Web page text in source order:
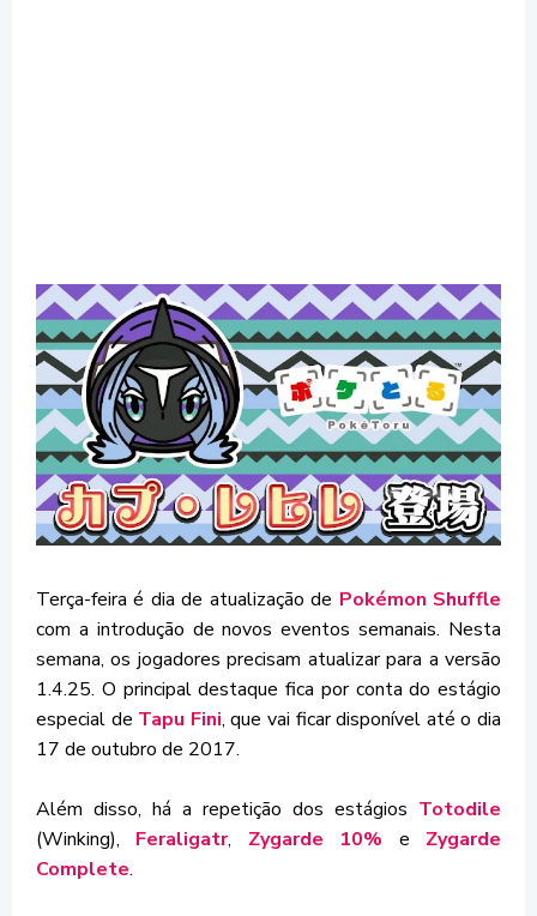
Terça-feira é dia de atualização de Pokémon Shuffle
com a introdução de novos eventos semanais. Nesta
semana, os jogadores precisam atualizar para a versão
1.4.25. O principal destaque fica por conta do estágio
especial de Tapu Fini, que vai ficar disponível até o dia
17 de outubro de 2017.
Além disso, há a repetição dos estágios Totodile
(Winking), Feraligatr, Zygarde 10% e Zygarde
Complete.